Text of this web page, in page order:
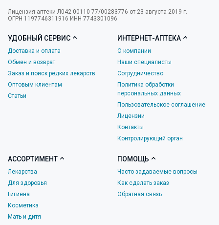
Лицензия аптеки Л042-00110-77/00283776 от 23 августа 2019 г.
ОГРН 1197746311916 ИНН 7743301096
УДОБНЫЙ СЕРВИС
Доставка и оплата
Обмен и возврат
Заказ и поиск редких лекарств
Оптовым клиентам
Статьи
ИНТЕРНЕТ-АПТЕКА
О компании
Наши специалисты
Сотрудничество
Политика обработки
персональных данных
Пользовательское соглашение
Лицензии
Контакты
Контролирующий орган
АССОРТИМЕНТ
Лекарства
Для здоровья
Гигиена
Косметика
Мать и дитя
ПОМОЩЬ
Часто задаваемые вопросы
Как сделать заказ
Обратная связь